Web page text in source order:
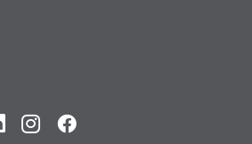
InstagramFacebook
Website nutzen.